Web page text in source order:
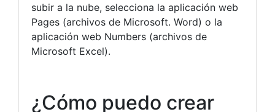
subir a la nube, selecciona la aplicación web
Pages (archivos de Microsoft. Word) o la
aplicación web Numbers (archivos de
Microsoft Excel).
¿Cómo puedo crear